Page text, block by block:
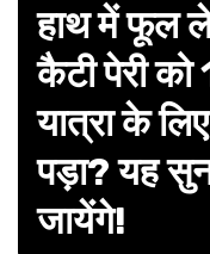
हाथ में फूल
कैटी पेरी को
यात्रा के
पड़ा? यह
जायेंगे!